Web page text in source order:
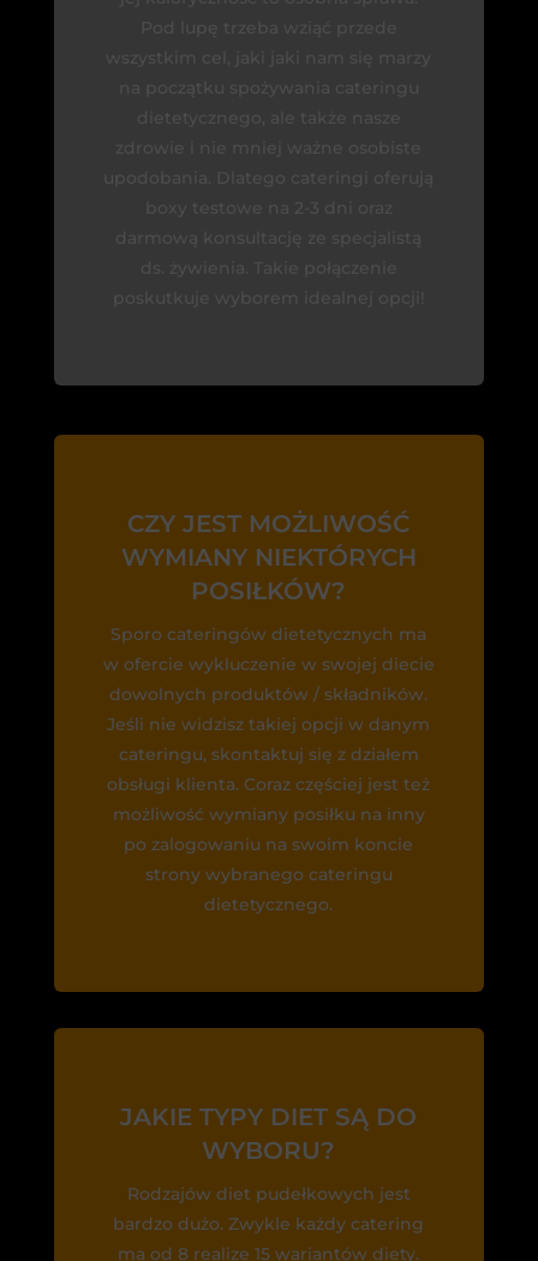
CZY JEST MOŻLIWOŚĆ
WYMIANY NIEKTÓRYCH
POSIŁKÓW?
Sporo cateringów dietetycznych ma
w ofercie wykluczenie w swojej diecie
dowolnych produktów / składników.
Jeśli nie widzisz takiej opcji w danym
cateringu, skontaktuj się z działem
obsługi klienta. Coraz częściej jest też
możliwość wymiany posiłku na inny
po zalogowaniu na swoim koncie
strony wybranego cateringu
dietetycznego.
JAKIE TYPY DIET SĄ DO
WYBORU?
Rodzajów diet pudełkowych jest
bardzo dużo. Zwykle każdy catering
ma od 8 realize 15 wariantów diety.